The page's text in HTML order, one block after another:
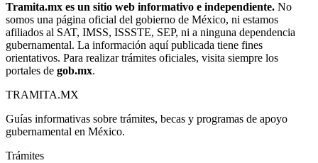
Tramita.mx es un sitio web informativo e independiente. No
somos una página oficial del gobierno de México, ni estamos
afiliados al SAT, IMSS, ISSSTE, SEP, ni a ninguna dependencia
gubernamental. La información aquí publicada tiene fines
orientativos. Para realizar trámites oficiales, visita siempre los
portales de gob.mx.
TRAMITA.MX
Guías informativas sobre trámites, becas y programas de apoyo
gubernamental en México.
Trámites